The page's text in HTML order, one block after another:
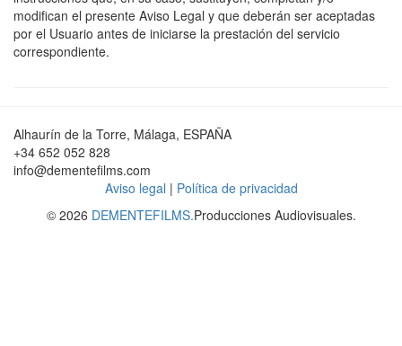
modifican el presente Aviso Legal y que deberán ser aceptadas
por el Usuario antes de iniciarse la prestación del servicio
correspondiente.
Alhaurín de la Torre, Málaga, ESPAÑA
+34 652 052 828
info@dementefilms.com
Aviso legal | Política de privacidad
© 2026 DEMENTEFILMS.Producciones Audiovisuales.